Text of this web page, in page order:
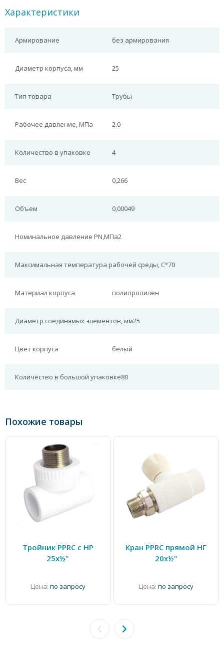
Характеристики
Армирование без армирования
Диаметр корпуса, мм 25
Тип товара Трубы
Рабочее давление, МПа 2.0
Количество в упаковке 4
Вес 0,266
Объем 0,00049
Номинальное давление PN,МПа2
Максимальная температура рабочей среды, С°70
Материал корпуса полипропилен
Диаметр соединямых элементов, мм25
Цвет корпуса белый
Количество в большой упаковке80
Похожие товары
Тройник PPRC с НР
25х½"
Цена: по запросу
Кран PPRC прямой НГ
20x½"
Цена: по запросу